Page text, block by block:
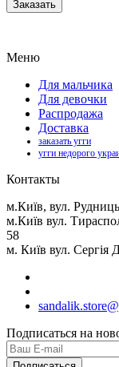
Меню
Для мальчика
Для девочки
Распродажа
Доставка
заказать угги
угги недорого
Контакты
м.Київ, вул.
м.Київ вул.
58
м. Київ вул. Сергія
Подписаться на